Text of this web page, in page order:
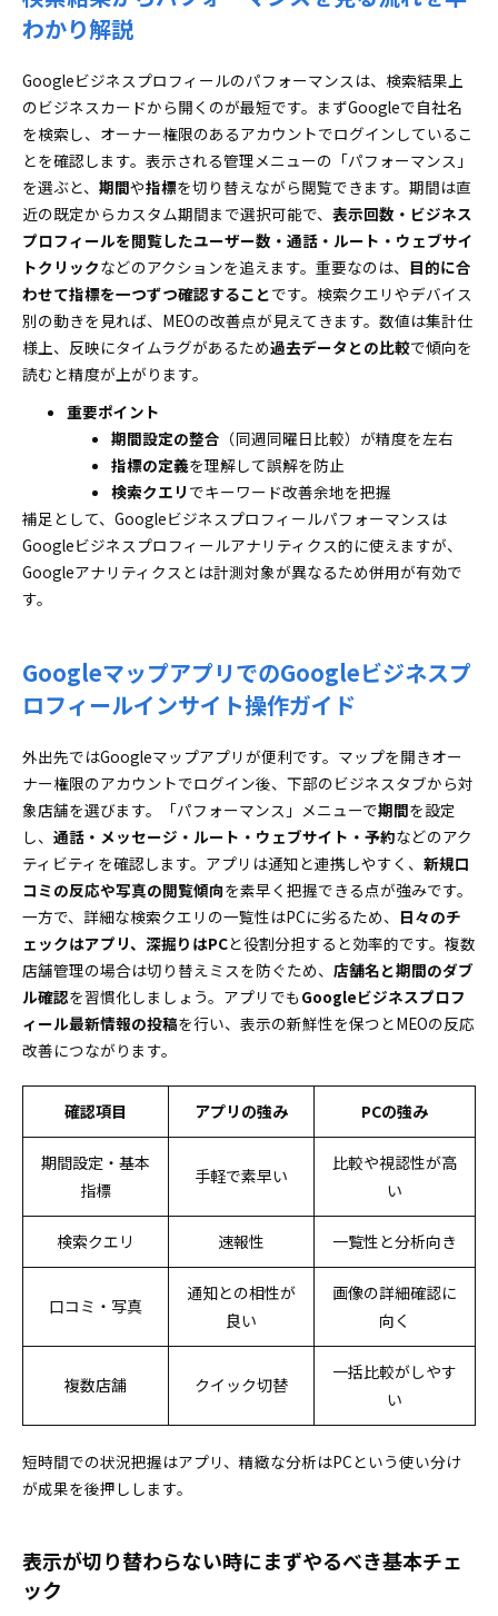
わかり解説
Googleビジネスプロフィールのパフォーマンスは、検索結果上
のビジネスカードから開くのが最短です。まずGoogleで自社名
を検索し、オーナー権限のあるアカウントでログインしているこ
とを確認します。表示される管理メニューの「パフォーマンス」
を選ぶと、 期間や指標を切り替えながら閲覧できます。期間は直
近の既定からカスタム期間まで選択可能で、 表示回数・ビジネス
プロフィールを閲覧したユーザー数・通話・ルート・ウェブサイ
トクリックなどのアクションを追えます。重要なのは、 目的に合
わせて指標を一つずつ確認することです。検索クエリやデバイス
別の動きを見れば、MEOの改善点が見えてきます。数値は集計仕
様上、反映にタイムラグがあるため過去データとの比較で傾向を
読むと精度が上がります。
重要ポイント
期間設定の整合 （同週同曜日比較）が精度を左右
指標の定義を理解して誤解を防止
検索クエリ でキーワード改善余地を把握
補足として、Googleビジネスプロフィールパフォーマンスは
Googleビジネスプロフィールアナリティクス的に使えますが、
Googleアナリティクスとは計測対象が異なるため併用が有効で
す。
GoogleマップアプリでのGoogleビジネスプ
ロフィールインサイト操作ガイド
外出先ではGoogleマップアプリが便利です。マップを開きオー
ナー権限のアカウントでログイン後、下部のビジネスタブから対
象店舗を選びます。「パフォーマンス」メニューで期間を設定
し、 通話・メッセージ・ルート・ウェブサイト・予約などのアク
ティビティを確認します。アプリは通知と連携しやすく、 新規口
コミの反応や写真の閲覧傾向を素早く把握できる点が強みです。
一方で、詳細な検索クエリの一覧性はPCに劣るため、 日々のチ
ェックはアプリ、深掘りはPCと役割分担すると効率的です。複数
店舗管理の場合は切り替えミスを防ぐため、 店舗名と期間のダブ
ル確認を習慣化しましょう。アプリでも Googleビジネスプロフ
ィール最新情報の投稿を行い、表示の新鮮性を保つとMEOの反応
改善につながります。
確認項目 アプリの強み PCの強み
期間設定・基本
指標
手軽で素早い
比較や視認性が高
い
検索クエリ 速報性 一覧性と分析向き
口コミ・写真
通知との相性が
良い
画像の詳細確認に
向く
複数店舗 クイック切替
一括比較がしやす
い
短時間での状況把握はアプリ、精緻な分析はPCという使い分け
が成果を後押しします。
表示が切り替わらない時にまずやるべき基本チェ
ック